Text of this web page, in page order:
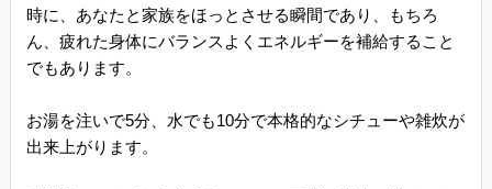
時に、あなたと家族をほっとさせる瞬間であり、もちろ
ん、疲れた身体にバランスよくエネルギーを補給すること
でもあります。
お湯を注いで5分、水でも10分で本格的なシチューや雑炊が
出来上がります。